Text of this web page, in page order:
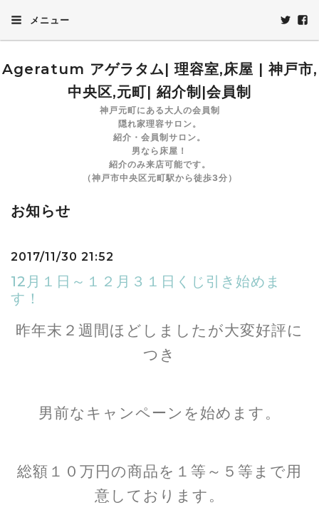
メニュー
Ageratum アゲラタム| 理容室,床屋 | 神戸市,
中央区,元町| 紹介制|会員制
神戸元町にある大人の会員制
隠れ家理容サロン。
紹介・会員制サロン。
男なら床屋！
紹介のみ来店可能です。
（神戸市中央区元町駅から徒歩3分）
お知らせ
2017/11/30 21:52
12月１日～１２月３１日くじ引き始めま
す！
昨年末２週間ほどしましたが大変好評に
つき
男前なキャンペーンを始めます。
総額１０万円の商品を１等～５等まで用
意しております。